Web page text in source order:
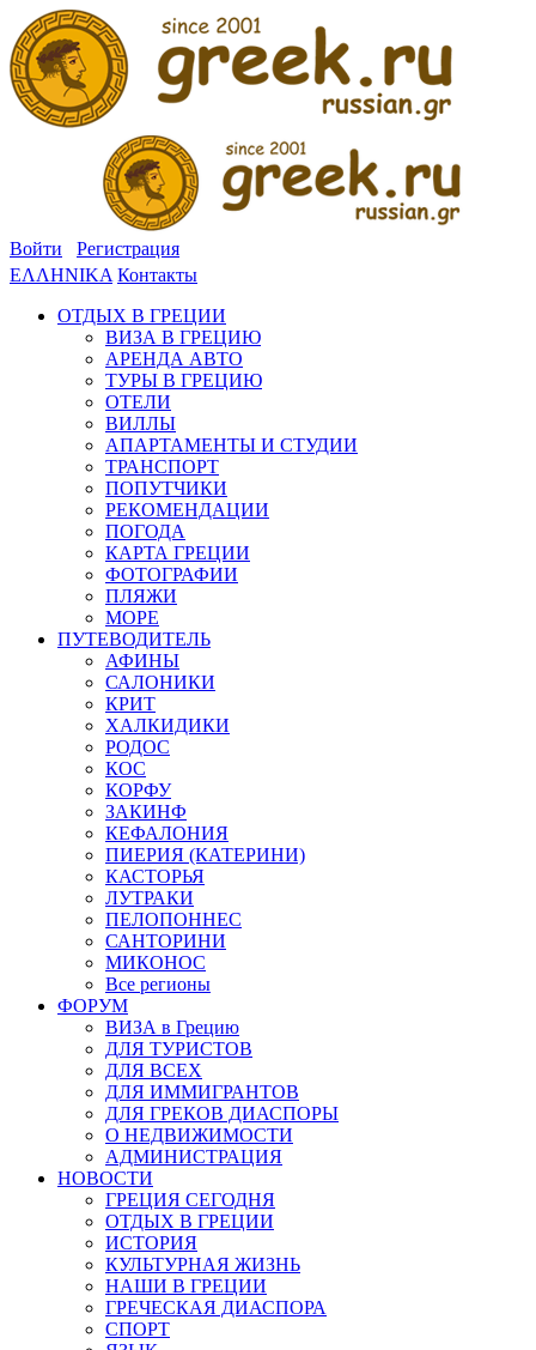
Войти
Регистрация
ΕΛΛΗΝΙΚΑ Контакты
ОТДЫХ В ГРЕЦИИ
ВИЗА В ГРЕЦИЮ
АРЕНДА АВТО
ТУРЫ В ГРЕЦИЮ
ОТЕЛИ
ВИЛЛЫ
АПАРТАМЕНТЫ И СТУДИИ
ТРАНСПОРТ
ПОПУТЧИКИ
РЕКОМЕНДАЦИИ
ПОГОДА
КАРТА ГРЕЦИИ
ФОТОГРАФИИ
ПЛЯЖИ
МОРЕ
ПУТЕВОДИТЕЛЬ
АФИНЫ
САЛОНИКИ
КРИТ
ХАЛКИДИКИ
РОДОС
КОС
КОРФУ
ЗАКИНФ
КЕФАЛОНИЯ
ПИЕРИЯ (КАТЕРИНИ)
КАСТОРЬЯ
ЛУТРАКИ
ПЕЛОПОННЕС
САНТОРИНИ
МИКОНОС
Все регионы
ФОРУМ
ВИЗА в Грецию
ДЛЯ ТУРИСТОВ
ДЛЯ ВСЕХ
ДЛЯ ИММИГРАНТОВ
ДЛЯ ГРЕКОВ ДИАСПОРЫ
О НЕДВИЖИМОСТИ
АДМИНИСТРАЦИЯ
НОВОСТИ
ГРЕЦИЯ СЕГОДНЯ
ОТДЫХ В ГРЕЦИИ
ИСТОРИЯ
КУЛЬТУРНАЯ ЖИЗНЬ
НАШИ В ГРЕЦИИ
ГРЕЧЕСКАЯ ДИАСПОРА
СПОРТ